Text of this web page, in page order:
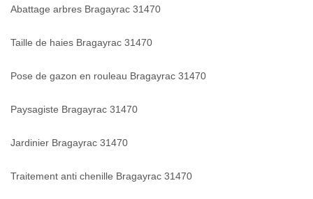
Abattage arbres Bragayrac 31470
Taille de haies Bragayrac 31470
Pose de gazon en rouleau Bragayrac 31470
Paysagiste Bragayrac 31470
Jardinier Bragayrac 31470
Traitement anti chenille Bragayrac 31470